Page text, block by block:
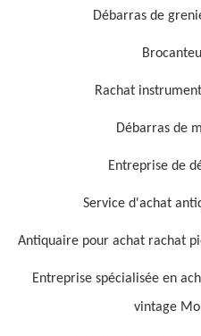
Débarras de
Rachat
Débarras de
Entreprise de
Service d'achat
Antiquaire pour achat rachat
Entreprise spécialisée en
vintage